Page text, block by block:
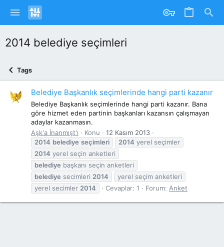
2014 belediye seçimleri
Tags
Belediye Başkanlık seçimlerinde hangi parti kazanır
Belediye Başkanlık seçimlerinde hangi parti kazanır. Bana
göre hizmet eden partinin başkanları kazansın çalışmayan
adaylar kazanmasın.
Aşk'a İnanmışt'ı
Konu
12 Kasım 2013
2014 belediye seçimleri 2014 yerel seçimler
2014 yerel seçin anketleri
belediye başkanı seçin anketleri
belediye secimleri 2014
yerel seçim anketleri
yerel secimler 2014 Cevaplar: 1 Forum: Anket